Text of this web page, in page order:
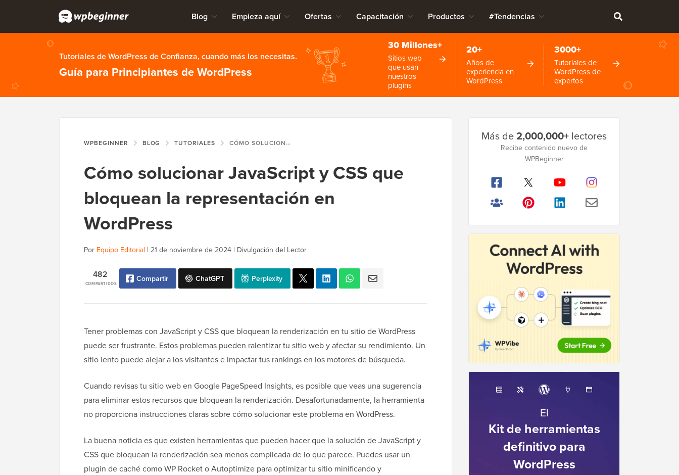
Blog Empieza aquí Ofertas Capacitación Productos #Tendencias
Tutoriales de WordPress de Confianza, cuando más los necesitas.
Guía para Principiantes de WordPress
30 Millones+
Sitios web
que usan
nuestros
plugins
20+
Años de
experiencia en
WordPress
3000+
Tutoriales de
WordPress de
expertos
WPBEGINNER BLOG TUTORIALES CÓMO SOLUCIONAR JAVASCRIPT Y CSS QUE BLOQUEAN LA REPRESENTACIÓN EN WORDPRESS
Cómo solucionar JavaScript y CSS que
bloquean la representación en
WordPress
Por Equipo Editorial | 21 de noviembre de 2024 | Divulgación del Lector
COMPARTIDOS
482 Compartir ChatGPT Perplexity
Tener problemas con JavaScript y CSS que bloquean la renderización en tu sitio de WordPress
puede ser frustrante. Estos problemas pueden ralentizar tu sitio web y afectar su rendimiento. Un
sitio lento puede alejar a los visitantes e impactar tus rankings en los motores de búsqueda.
Cuando revisas tu sitio web en Google PageSpeed Insights, es posible que veas una sugerencia
para eliminar estos recursos que bloquean la renderización. Desafortunadamente, la herramienta
no proporciona instrucciones claras sobre cómo solucionar este problema en WordPress.
La buena noticia es que existen herramientas que pueden hacer que la solución de JavaScript y
CSS que bloquean la renderización sea menos complicada de lo que parece. Puedes usar un
plugin de caché como WP Rocket o Autoptimize para optimizar tu sitio minificando y
lateral
Más de2,000,000+ lectores
Recibe contenido nuevo de
WPBeginner
El
Kit de herramientas
definitivo para
WordPress